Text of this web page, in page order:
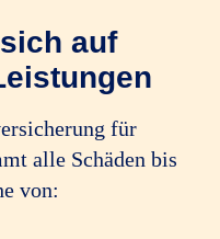
auf
für
alle Schäden bis
von: